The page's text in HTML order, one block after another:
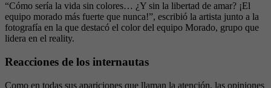
“Cómo sería la vida sin colores… ¿Y sin la libertad de amar? ¡El
equipo morado más fuerte que nunca!”, escribió la artista junto a la
fotografía en la que destacó el color del equipo Morado, grupo que
lidera en el reality.
Reacciones de los internautas
Como en todas sus apariciones que llaman la atención, las opiniones